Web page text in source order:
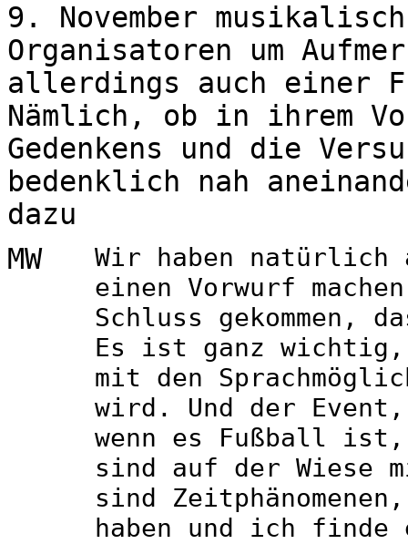
9. November
Organisatoren um
allerdings auch einer
Nämlich, ob in ihrem
Gedenkens und die
bedenklich nah
dazu
Wir haben natürlich
einen Vorwurf
Schluss
Es ist ganz
mit den
wird. Und der
wenn es Fußball ist,
sind auf der Wiese
sind
haben und ich
MW